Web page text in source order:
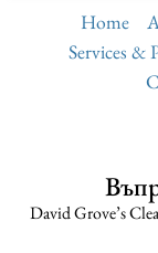
Home
Services &
David Grove’s